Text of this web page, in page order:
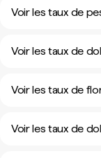
Voir les taux de
Voir les taux de
Voir les taux de
Voir les taux de